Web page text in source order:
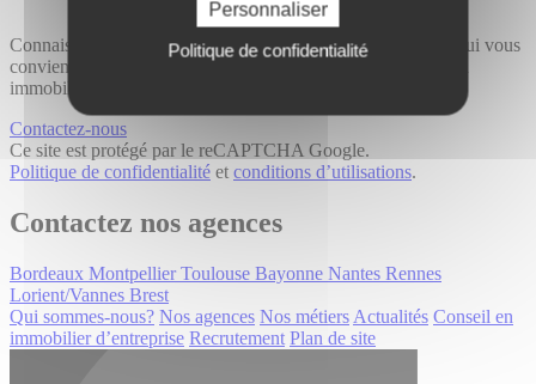
Personnaliser
Politique de confidentialité
Connaissance du terrain et expertise métier, trouvez le bien qui vous
convient avec Tourny Meyer, cabinet de conseil spécialisé en
immobilier professionnel.
Contactez-nous
Ce site est protégé par le reCAPTCHA Google.
Politique de confidentialité et conditions d’utilisations.
Contactez nos agences
Bordeaux Montpellier Toulouse Bayonne Nantes Rennes
Lorient/Vannes Brest
Qui sommes-nous? Nos agences Nos métiers Actualités Conseil en
immobilier d’entreprise Recrutement Plan de site